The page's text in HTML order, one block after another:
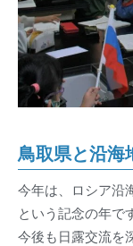
鳥取県と沿海
今年は、ロシア沿
という記念の年で
今後も日露交流を